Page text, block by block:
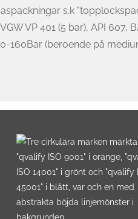
s.k
VP 401 (5 bar), API 607,
160Bar (beroende på